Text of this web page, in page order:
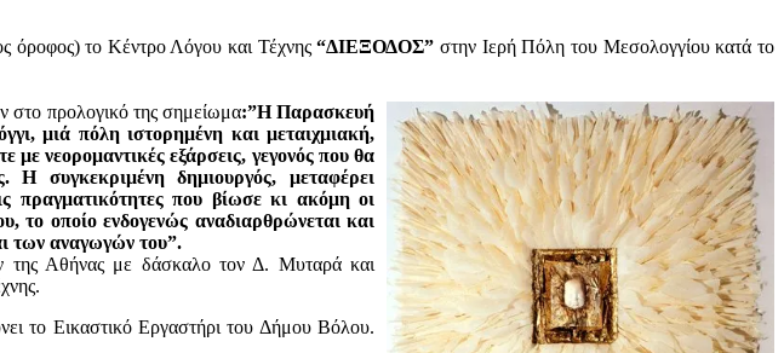
όροφος) το Κέντρο Λόγου και Τέχνης“ΔΙΕΞΟΔΟΣ” στην Ιερή Πόλη του Μεσολογγίου κατά το
στο προλογικό της σημείωμα:”Η Παρασκευή
μιά πόλη ιστορημένη και μεταιχμιακή,
με νεορομαντικές εξάρσεις, γεγονός που θα
Η συγκεκριμένη δημιουργός, μεταφέρει
πραγματικότητες που βίωσε κι ακόμη οι
το οποίο ενδογενώς αναδιαρθρώνεται και
των αναγωγών του”.
της Αθήνας με δάσκαλο τον Δ. Μυταρά και
το Εικαστικό Εργαστήρι του Δήμου Βόλου.